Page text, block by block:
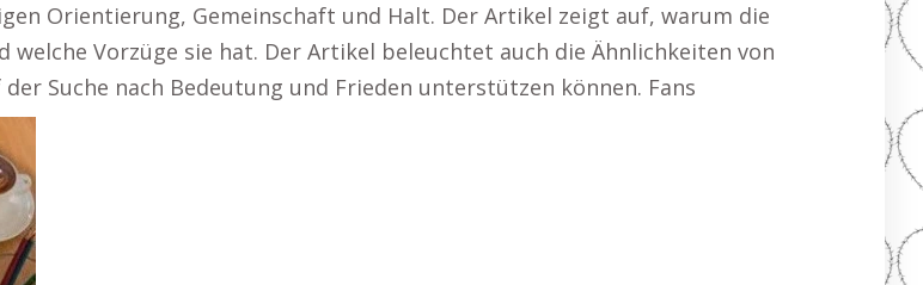
Orientierung, Gemeinschaft und Halt. Der Artikel zeigt auf, warum die
Vorzüge sie hat. Der Artikel beleuchtet auch die Ähnlichkeiten von
Suche nach Bedeutung und Frieden unterstützen können. Fans